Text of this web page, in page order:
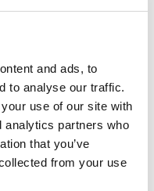
and ads, to
to analyse our traffic.
use of our site with
analytics partners who
that you’ve
from your use
men
at bruge
har lyst, i
medlemmer,
– tak. Hvis du
egen praksis